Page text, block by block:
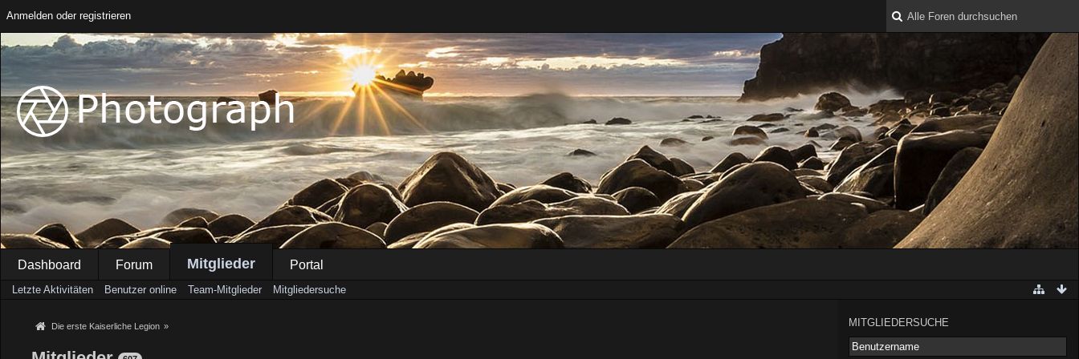
Anmelden oder registrieren
Dashboard Forum Mitglieder Portal
Letzte Aktivitäten Benutzer online Team-Mitglieder Mitgliedersuche
Die erste Kaiserliche Legion » MITGLIEDERSUCHE